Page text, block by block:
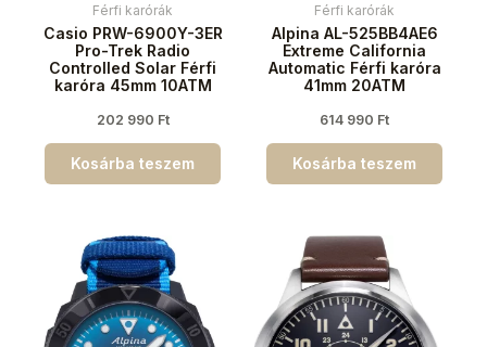
Férfi karórák
Casio PRW-6900Y-3ER
Pro-Trek Radio
Controlled Solar Férfi
karóra 45mm 10ATM
202 990 Ft
Kosárba teszem
Férfi karórák
Alpina AL-525BB4AE6
Extreme California
Automatic Férfi karóra
41mm 20ATM
614 990 Ft
Kosárba teszem